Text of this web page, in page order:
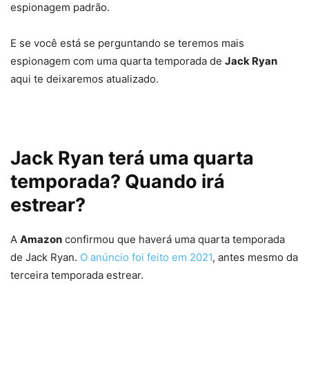
espionagem padrão.
E se você está se perguntando se teremos mais
espionagem com uma quarta temporada de Jack Ryan
aqui te deixaremos atualizado.
Jack Ryan terá uma quarta
temporada? Quando irá
estrear?
A Amazon confirmou que haverá uma quarta temporada
de Jack Ryan. O anúncio foi feito em 2021, antes mesmo da
terceira temporada estrear.